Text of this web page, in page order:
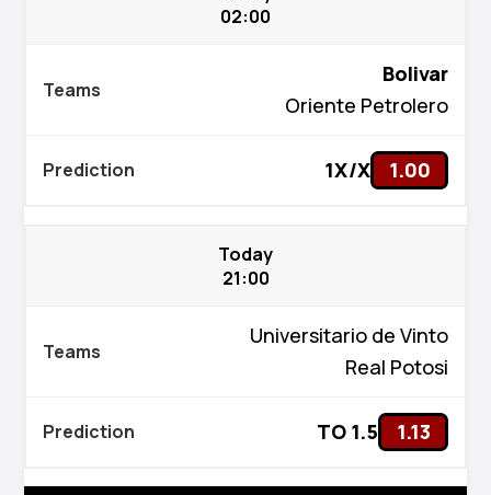
02:00
Bolivar
Oriente Petrolero
1X/X 1.00
Today
21:00
Universitario de Vinto
Real Potosi
TO 1.5 1.13